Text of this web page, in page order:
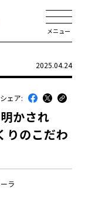
メニュー
2025.04.24
ラ
シェア:
かされ
りのこだわ